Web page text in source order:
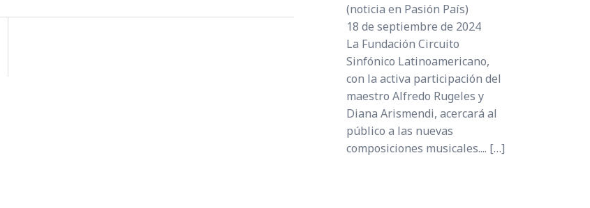
(noticia en Pasión País)
18 de septiembre de 2024
La Fundación Circuito
Sinfónico Latinoamericano,
con la activa participación del
maestro Alfredo Rugeles y
Diana Arismendi, acercará al
público a las nuevas
composiciones musicales.... […]